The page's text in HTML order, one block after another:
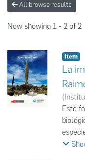
All browse results
Now showing 1 - 2 of 2
Item
La
(
12)
Este
gran